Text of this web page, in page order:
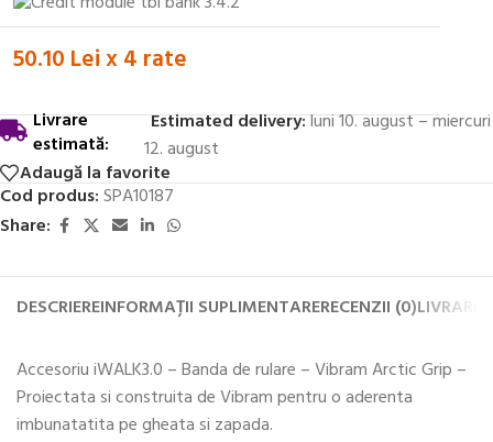
50.10 Lei x 4 rate
Livrare
estimată:
Estimated delivery:luni 10. august – miercuri
12. august
Adaugă la favorite
Cod produs:SPA10187
Share:
DESCRIEREINFORMAȚII SUPLIMENTARERECENZII (0)LIVRARE
Accesoriu iWALK3.0 – Banda de rulare – Vibram Arctic Grip –
Proiectata si construita de Vibram pentru o aderenta
imbunatatita pe gheata si zapada.